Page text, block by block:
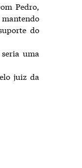
Pedro,
do
uma
juiz da